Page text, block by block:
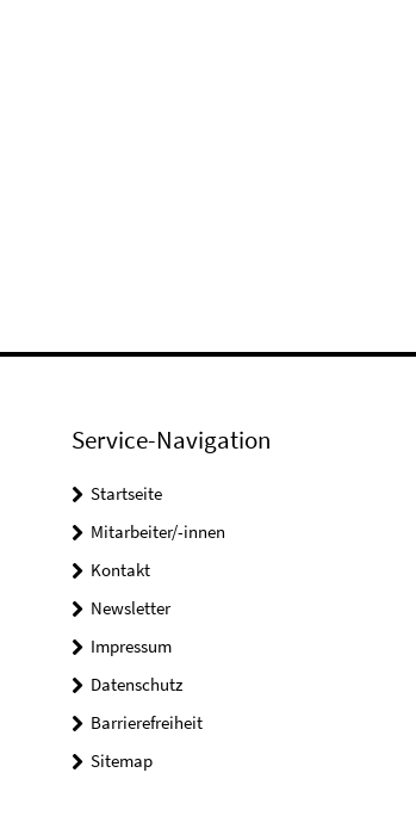
Service-Navigation
Startseite
Mitarbeiter/-innen
Kontakt
Newsletter
Impressum
Datenschutz
Barrierefreiheit
Sitemap